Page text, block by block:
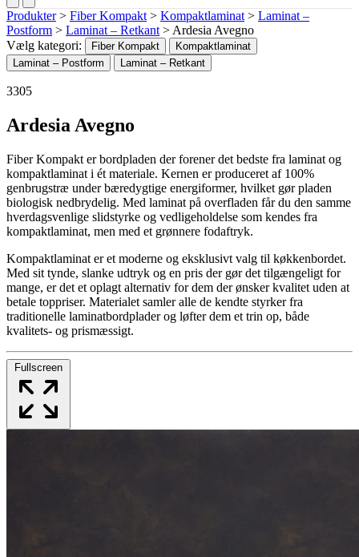
Produkter > Fiber Kompakt > Kompaktlaminat > Laminat –
Postform > Laminat – Retkant > Ardesia Avegno
Vælg kategori:
Fiber Kompakt
Kompaktlaminat
Laminat – Postform
Laminat – Retkant
3305
Ardesia Avegno
Fiber Kompakt er bordpladen der forener det bedste fra laminat og
kompaktlaminat i ét materiale. Kernen er produceret af 100%
genbrugstræ under bæredygtige energiformer, hvilket gør pladen
biologisk nedbrydelig. Med laminat på overfladen får du den samme
hverdagsvenlige slidstyrke og vedligeholdelse som kendes fra
kompaktlaminat, men med et grønnere fodaftryk.
Kompaktlaminat er et moderne og eksklusivt valg til køkkenbordet.
Med sit tynde, slanke udtryk og en pris der gør det tilgængeligt for
mange, er det et oplagt alternativ for dem der ønsker kvalitet uden at
betale toppriser. Materialet samler alle de kendte styrker fra
traditionelle laminatbordplader og løfter dem et trin op, både
kvalitets- og prismæssigt.
Fullscreen